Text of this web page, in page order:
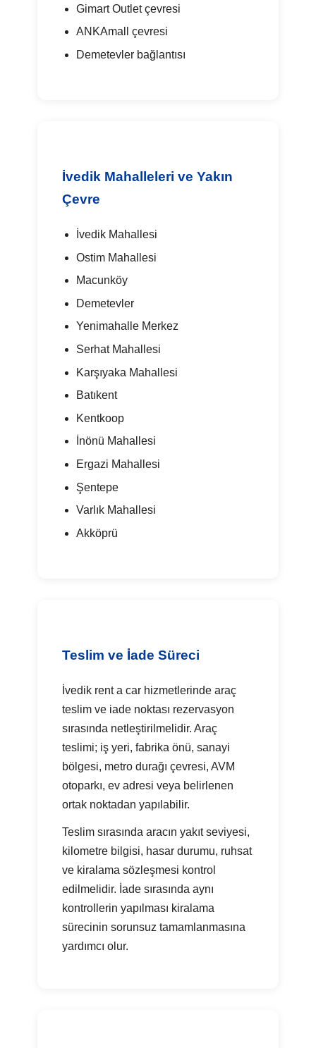
Gimart Outlet çevresi
ANKAmall çevresi
Demetevler bağlantısı
İvedik Mahalleleri ve Yakın
Çevre
İvedik Mahallesi
Ostim Mahallesi
Macunköy
Demetevler
Yenimahalle Merkez
Serhat Mahallesi
Karşıyaka Mahallesi
Batıkent
Kentkoop
İnönü Mahallesi
Ergazi Mahallesi
Şentepe
Varlık Mahallesi
Akköprü
Teslim ve İade Süreci
İvedik rent a car hizmetlerinde araç
teslim ve iade noktası rezervasyon
sırasında netleştirilmelidir. Araç
teslimi; iş yeri, fabrika önü, sanayi
bölgesi, metro durağı çevresi, AVM
otoparkı, ev adresi veya belirlenen
ortak noktadan yapılabilir.
Teslim sırasında aracın yakıt seviyesi,
kilometre bilgisi, hasar durumu, ruhsat
ve kiralama sözleşmesi kontrol
edilmelidir. İade sırasında aynı
kontrollerin yapılması kiralama
sürecinin sorunsuz tamamlanmasına
yardımcı olur.